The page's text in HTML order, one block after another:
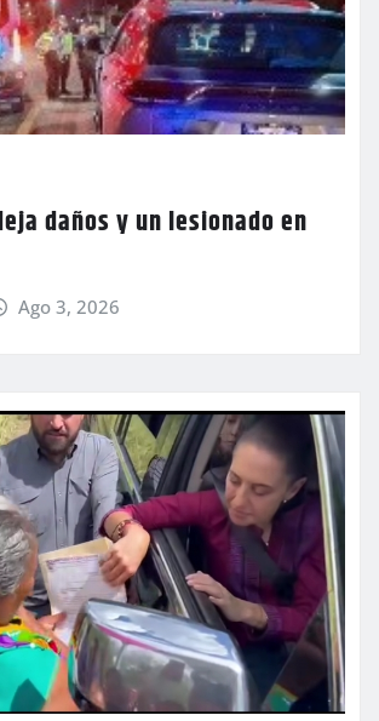
daños y un lesionado en
Ago 3, 2026